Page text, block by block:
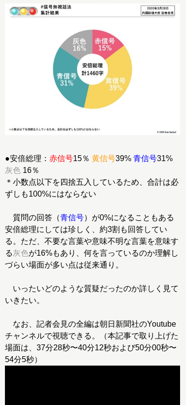
●安倍総理： 赤信号15％ 黄信号39% 青信号31%
灰色 16％
＊小数点以下を四捨五入しているため、合計は必
ずしも100%にはならない
質問の回答（青信号）が0%になることもある
安倍総理にしては珍しく、約3割も回答してい
る。ただ、不要な言葉や意味不明な言葉を意味す
る灰色が16%もあり、何を言っているのか理解し
づらい場面が多い点は従来通り。
いったいどのような質疑だったのか詳しく見て
いきたい。
なお、記者会見の全編は朝日新聞社のYoutube
チャンネルで視聴できる。（本記事で取り上げた
場面は、37分28秒〜40分12秒および50分00秒〜